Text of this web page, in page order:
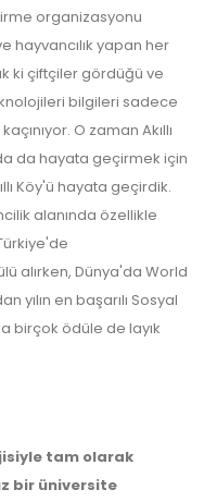
organizasyonu
hayvancılık yapan her
ki çiftçiler gördüğü ve
bilgileri sadece
O zaman Akıllı
da hayata geçirmek için
Köy'ü hayata geçirdik.
alanında özellikle
alırken, Dünya'da World
yılın en başarılı Sosyal
birçok ödüle de layık
tam olarak
bir üniversite